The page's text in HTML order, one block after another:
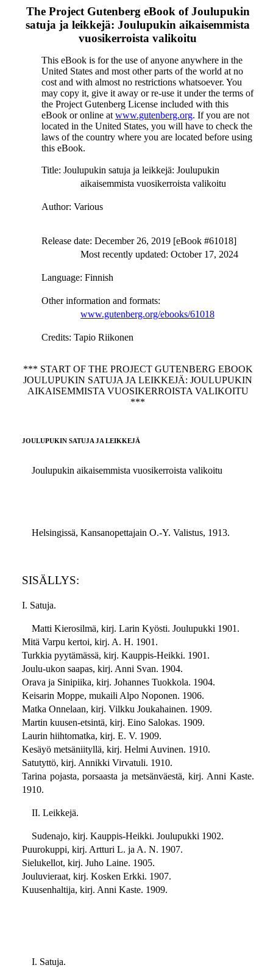
The Project Gutenberg eBook ofJoulupukin
satuja ja leikkejä: Joulupukin aikaisemmista
vuosikerroista valikoitu
This eBook is for the use of anyone anywhere in the
United States and most other parts of the world at no
cost and with almost no restrictions whatsoever. You
may copy it, give it away or re-use it under the terms of
the Project Gutenberg License included with this
eBook or online at www.gutenberg.org. If you are not
located in the United States, you will have to check the
laws of the country where you are located before using
this eBook.
Title: Joulupukin satuja ja leikkejä: Joulupukin
aikaisemmista vuosikerroista valikoitu
Author: Various
Release date: December 26, 2019 [eBook #61018]
Most recently updated: October 17, 2024
Language: Finnish
Other information and formats:
www.gutenberg.org/ebooks/61018
Credits: Tapio Riikonen
*** START OF THE PROJECT GUTENBERG EBOOK
JOULUPUKIN SATUJA JA LEIKKEJÄ: JOULUPUKIN
AIKAISEMMISTA VUOSIKERROISTA VALIKOITU
***
JOULUPUKIN SATUJA JA LEIKKEJÄ
Joulupukin aikaisemmista vuosikerroista valikoitu
Helsingissä, Kansanopettajain O.-Y. Valistus, 1913.
SISÄLLYS:
I. Satuja.
Matti Kierosilmä, kirj. Larin Kyösti. Joulupukki 1901.
Mitä Varpu kertoi, kirj. A. H. 1901.
Turkkia pyytämässä, kirj. Kauppis-Heikki. 1901.
Joulu-ukon saapas, kirj. Anni Svan. 1904.
Orava ja Sinipiika, kirj. Johannes Tuokkola. 1904.
Keisarin Moppe, mukaili Alpo Noponen. 1906.
Matka Onnelaan, kirj. Vilkku Joukahainen. 1909.
Martin kuusen-etsintä, kirj. Eino Salokas. 1909.
Laurin hiihtomatka, kirj. E. V. 1909.
Kesäyö metsäniityllä, kirj. Helmi Auvinen. 1910.
Satutyttö, kirj. Annikki Virvatuli. 1910.
Tarina pojasta, porsaasta ja metsänväestä, kirj. Anni Kaste.
1910.
II. Leikkejä.
Sudenajo, kirj. Kauppis-Heikki. Joulupukki 1902.
Puurokuppi, kirj. Artturi L. ja A. N. 1907.
Sielukellot, kirj. Juho Laine. 1905.
Jouluvieraat, kirj. Kosken Erkki. 1907.
Kuusenhaltija, kirj. Anni Kaste. 1909.
I. Satuja.